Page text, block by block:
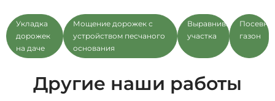
Укладка
дорожек
на даче
Мощение дорожек с
устройством песчаного
основания
Выравнивание
участка
газон
Другие наши работы